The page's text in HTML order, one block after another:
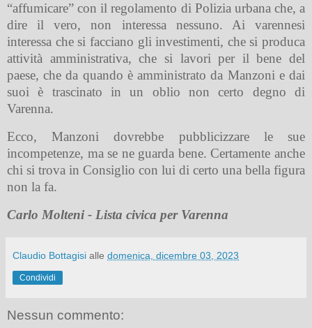
“affumicare” con il regolamento di Polizia urbana che, a
dire il vero, non interessa nessuno. Ai varennesi
interessa che si facciano gli investimenti, che si produca
attività amministrativa, che si lavori per il bene del
paese, che da quando è amministrato da Manzoni e dai
suoi è trascinato in un oblio non certo degno di
Varenna.
Ecco, Manzoni dovrebbe pubblicizzare le sue
incompetenze, ma se ne guarda bene. Certamente anche
chi si trova in Consiglio con lui di certo una bella figura
non la fa.
Carlo Molteni - Lista civica per Varenna
Claudio Bottagisi alle domenica, dicembre 03, 2023
Condividi
Nessun commento: